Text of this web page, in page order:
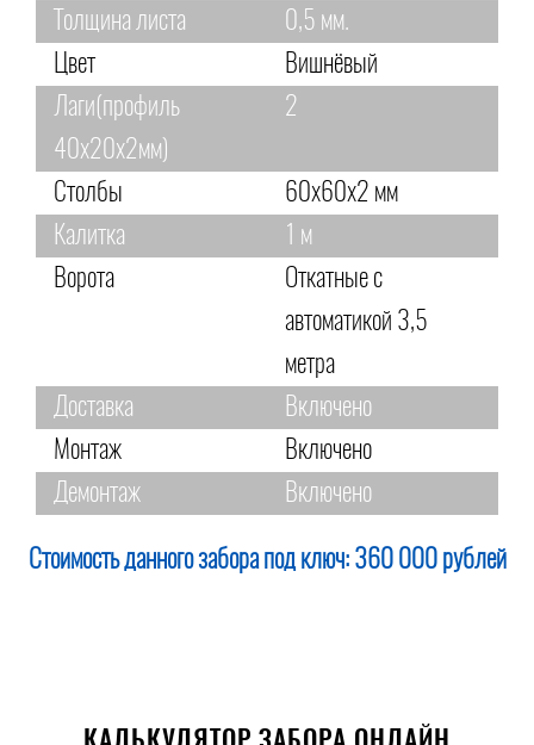
Толщина листа
0,5 мм.
Цвет
Вишнёвый
Лаги(профиль
40х20х2мм)
2
Столбы
60х60х2 мм
Калитка
1 м
Ворота
Откатные с
автоматикой 3,5
метра
Доставка
Включено
Монтаж
Включено
Демонтаж
Включено
Стоимость данного забора под ключ: 360 000 рублей